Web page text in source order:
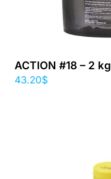
ACTION #18 – 2 kg
43.20$